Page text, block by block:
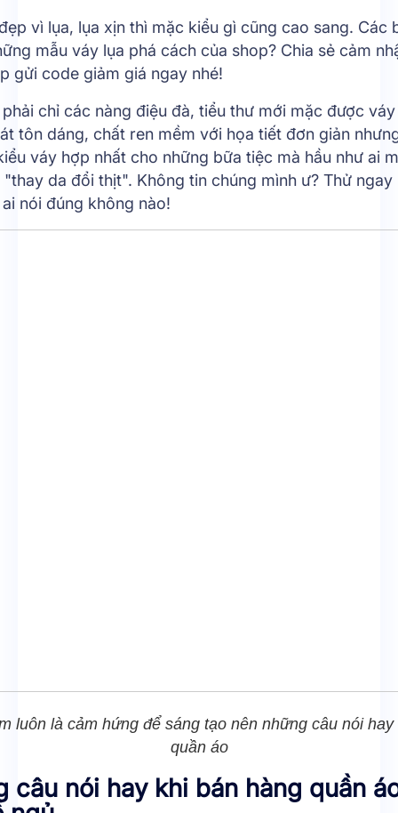
vì lụa, lụa xịn thì mặc kiểu gì cũng cao sang. Các
mẫu váy lụa phá cách của shop? Chia sẻ cảm
gửi code giảm giá ngay nhé!
chỉ các nàng điệu đà, tiểu thư mới mặc được
tôn dáng, chất ren mềm với họa tiết đơn giản
váy hợp nhất cho những bữa tiệc mà hầu như ai
"thay da đổi thịt". Không tin chúng mình ư? Thử
nói đúng không nào!
luôn là cảm hứng để sáng tạo nên những câu nói hay
quần áo
câu nói hay khi bán hàng quần